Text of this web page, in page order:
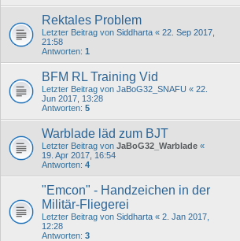
Rektales Problem
Letzter Beitrag von Siddharta « 22. Sep 2017,
21:58
Antworten: 1
BFM RL Training Vid
Letzter Beitrag von JaBoG32_SNAFU « 22.
Jun 2017, 13:28
Antworten: 5
Warblade läd zum BJT
Letzter Beitrag von JaBoG32_Warblade «
19. Apr 2017, 16:54
Antworten: 4
"Emcon" - Handzeichen in der
Militär-Fliegerei
Letzter Beitrag von Siddharta « 2. Jan 2017,
12:28
Antworten: 3